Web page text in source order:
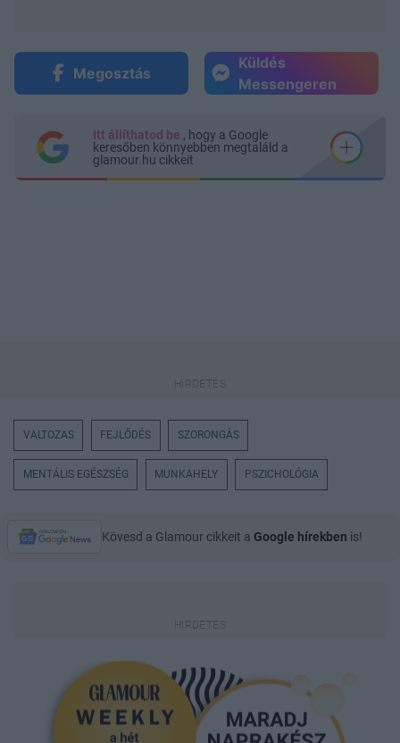
Megosztás
Küldés
Messengeren
Itt állíthatod be , hogy a Google
keresőben könnyebben megtaláld a
glamour.hu cikkeit
VALTOZAS FEJLŐDÉS SZORONGÁS
MENTÁLIS EGÉSZSÉG MUNKAHELY PSZICHOLÓGIA
Kövesd a Glamour cikkeit a Google hírekben is!